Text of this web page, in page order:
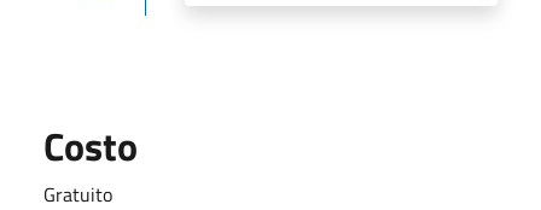
Costo
Gratuito